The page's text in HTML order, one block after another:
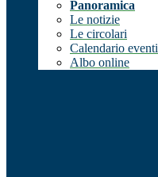
Panoramica
Le notizie
Le circolari
Calendario eventi
Albo online